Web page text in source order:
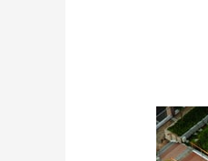
Groene
daken